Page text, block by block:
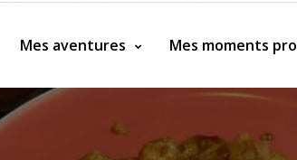
Mes aventures Mes moments pro